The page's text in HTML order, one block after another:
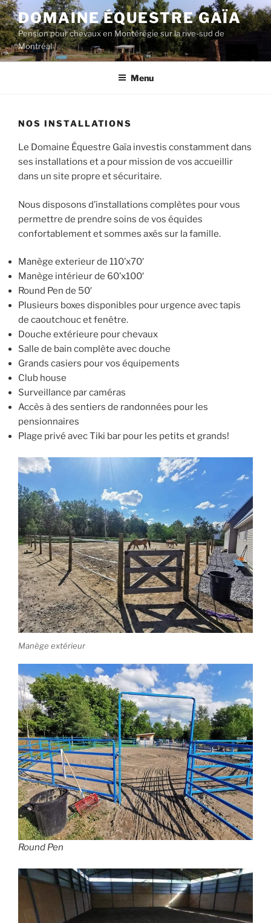
Aller
au
contenu
principal
DOMAINE ÉQUESTRE GAÏA
Pension pour chevaux en Montérégie sur la rive-sud de
Montréal
Menu
NOS INSTALLATIONS
Le Domaine Équestre Gaïa investis constamment dans
ses installations et a pour mission de vos accueillir
dans un site propre et sécuritaire.
Nous disposons d’installations complètes pour vous
permettre de prendre soins de vos équides
confortablement et sommes axés sur la famille.
Manège exterieur de 110’x70′
Manège intérieur de 60’x100′
Round Pen de 50′
Plusieurs boxes disponibles pour urgence avec tapis
de caoutchouc et fenêtre.
Douche extérieure pour chevaux
Salle de bain complète avec douche
Grands casiers pour vos équipements
Club house
Surveillance par caméras
Accès à des sentiers de randonnées pour les
pensionnaires
Plage privé avec Tiki bar pour les petits et grands!
Manège extérieur
Round Pen